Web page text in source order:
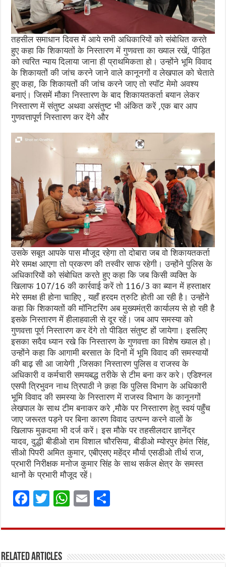
तहसील समाधान दिवस में आये सभी अधिकारियों को संबोधित करते
हुए कहा कि शिकायतों के निस्तारण में गुणवत्ता का ख्याल रखें, पीड़ित
को त्वरित न्याय दिलाया जाना ही प्राथमिकता हो। उन्होंने भूमि विवाद
के शिकायतों की जांच करने जाने वाले कानूनगों व लेखपाल को चेताते
हुए कहा, कि शिकायतों की जांच करने जाए तो स्पॉट मेमो अवश्य
बनाएं। जिसमें मौका निस्तारण के बाद शिकायतकर्ता बयान लेकर
निस्तारण में संतुष्ट अथवा असंतुष्ट भी अंकित करें ,एक बार आप
गुणवत्तापूर्ण निस्तारण कर देंगे और
उसके सबूत आपके पास मौजूद रहेगा तो दोबारा जब वो शिकायतकर्ता
मेरे समक्ष आएगा तो प्रकरण की तस्वीर साफ रहेगी। उन्होंने पुलिस के
अधिकारियों को संबोधित करते हुए कहा कि जब किसी व्यक्ति के
खिलाफ 107/16 की कार्रवाई करें तो 116/3 का ब्यान में हस्ताक्षर
मेरे समक्ष ही होना चाहिए , यहाँ हरदम त्रुटि होती आ रही है। उन्होंने
कहा कि शिकायतों की मॉनिटरिंग अब मुख्यमंत्री कार्यालय से हो रही है
इसके निस्तारण में हीलाहवाली से दूर रहें। जब आप समस्या को
गुणवत्ता पूर्ण निस्तारण कर देंगे तो पीडित संतुष्ट हों जायेगा। इसलिए
इसका सदैव ध्यान रखे कि निस्तारण के गुणवत्ता का विशेष ख्याल हो।
उन्होंने कहा कि आगामी बरसात के दिनों में भूमि विवाद की समस्यायों
की बाढ़ सी आ जायेगी ,जिसका निस्तारण पुलिस व राजस्व के
अधिकारी व कर्मचारी समयबद्ध तरीके से टीम बना कर करे। एडिश्नल
एसपी त्रिभुवन नाथ त्रिपाठी ने क़हा कि पुलिस विभाग के अधिकारी
भूमि विवाद की समस्या के निस्तारण में राजस्व विभाग के कानूनगों
लेखपाल के साथ टीम बनाकर करे ,मौके पर निस्तारण हेतु स्वयं पहुँच
जाए जरूरत पड़ने पर बिना कारण विवाद उत्पन्न करने वालों के
खिलाफ मुकदमा भी दर्ज करें। इस मौके पर तहसीलदार ज्ञानेंद्र
यादव, दुद्धी बीडीओ राम विशाल चौरसिया, बीडीओ म्योरपुर हेमंत सिंह,
सीओ पिपरी अमित कुमार, एबीएसए महेंद्र मौर्या एसडीओ तीर्थ राज,
प्रभारी निरीक्षक मनोज कुमार सिंह के साथ सर्कल क्षेत्र के समस्त
थानों के प्रभारी मौजूद रहें।
F
ce
o
T
it
r
W
at
A
E
ai ar
Related Articles